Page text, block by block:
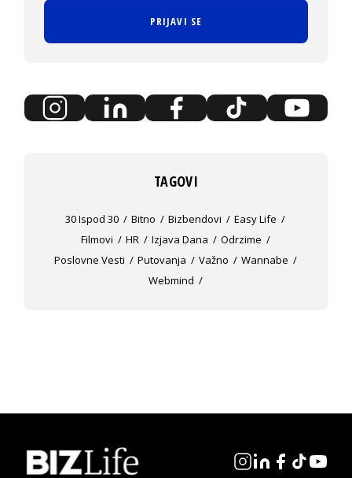
PRIJAVI SE
TAGOVI
30 Ispod 30 Bitno Bizbendovi
Easy Life
Filmovi
HR Izjava Dana
Odrzime
Poslovne Vesti
Putovanja Važno
Wannabe
Webmind